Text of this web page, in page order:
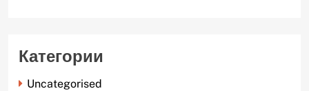
Категории
Uncategorised